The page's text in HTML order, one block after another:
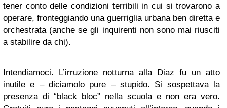
tener conto delle condizioni terribili in cui si trovarono a
operare, fronteggiando una guerriglia urbana ben diretta e
orchestrata (anche se gli inquirenti non sono mai riusciti
a stabilire da chi).
Intendiamoci. L’irruzione notturna alla Diaz fu un atto
inutile e – diciamolo pure – stupido. Si sospettava la
presenza di “black bloc” nella scuola e non era vero.